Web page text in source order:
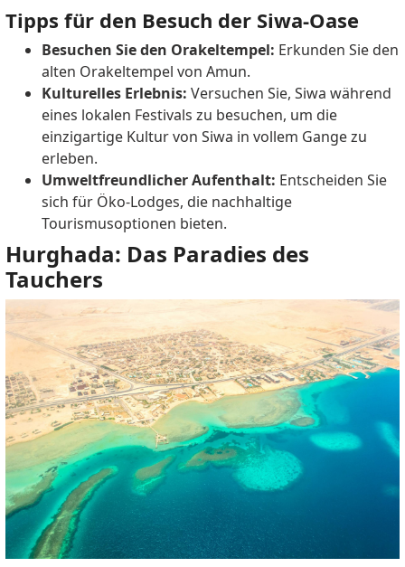
Tipps für den Besuch der Siwa-Oase
Besuchen Sie den Orakeltempel: Erkunden Sie den
alten Orakeltempel von Amun.
Kulturelles Erlebnis: Versuchen Sie, Siwa während
eines lokalen Festivals zu besuchen, um die
einzigartige Kultur von Siwa in vollem Gange zu
erleben.
Umweltfreundlicher Aufenthalt: Entscheiden Sie
sich für Öko-Lodges, die nachhaltige
Tourismusoptionen bieten.
Hurghada: Das Paradies des
Tauchers